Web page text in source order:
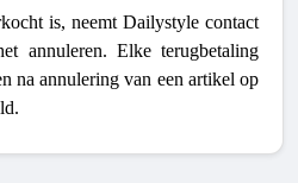
is, neemt Dailystyle contact
annuleren. Elke terugbetaling
na annulering van een artikel op